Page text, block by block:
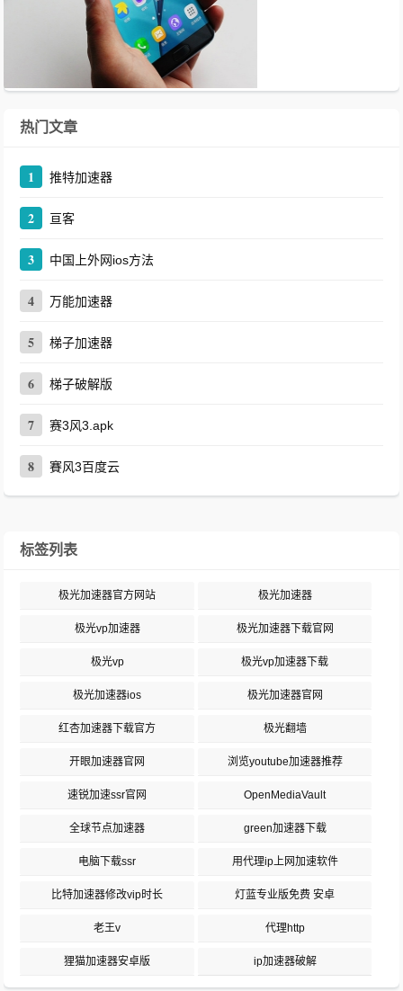
热门文章
1 推特加速器
2 亘客
3 中国上外网ios方法
4 万能加速器
5 梯子加速器
6 梯子破解版
7 赛3风3.apk
8 賽风3百度云
标签列表
极光加速器官方网站 极光加速器
极光vp加速器 极光加速器下载官网
极光vp 极光vp加速器下载
极光加速器ios 极光加速器官网
红杏加速器下载官方 极光翻墙
开眼加速器官网 浏览youtube加速器推荐
速锐加速ssr官网 OpenMediaVault
全球节点加速器 green加速器下载
电脑下载ssr 用代理ip上网加速软件
比特加速器修改vip时长 灯蓝专业版免费 安卓
老王v 代理http
狸猫加速器安卓版 ip加速器破解